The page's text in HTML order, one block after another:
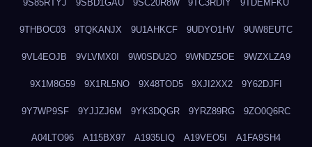
9S85RTYJ 9SBD1GAU 9SC20R8W 9TC3RDIY 9TDEMFKU
9THBOC03 9TQKANJX 9U1AHKCF 9UDYO1HV 9UW8EUTC
9VL4EOJB 9VLVMX0I 9W0SDU2O 9WNDZ5OE 9WZXLZA9
9X1M8G59 9X1RL5NO 9X48TOD5 9XJI2XX2 9Y62DJFI
9Y7WP9SF 9YJJZJ6M 9YK3DQGR 9YRZ89RG 9ZO0Q6RC
A04LTO96 A115BX97 A1935LIQ A19VEO5I A1FA9SH4